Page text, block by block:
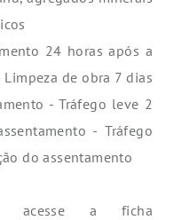
24 horas após a
de obra 7 dias
- Tráfego leve 2
- Tráfego
do assentamento
acesse a ficha